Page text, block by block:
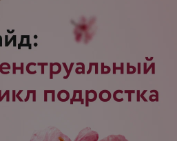
FT4 (свободный тироксин)